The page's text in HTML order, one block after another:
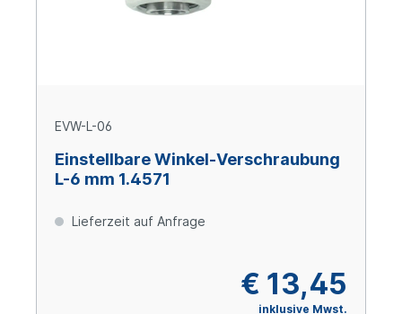
EVW-L-06
Einstellbare Winkel-Verschraubung
L-6 mm 1.4571
Lieferzeit auf Anfrage
€ 13,45
inklusive Mwst.